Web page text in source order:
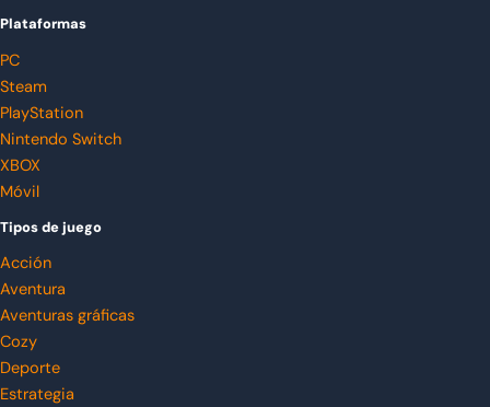
Plataformas
PC
Steam
PlayStation
Nintendo Switch
XBOX
Móvil
Tipos de juego
Acción
Aventura
Aventuras gráficas
Cozy
Deporte
Estrategia